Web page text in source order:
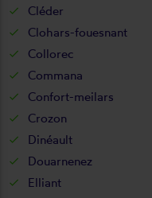
Cléder
Clohars-fouesnant
Collorec
Commana
Confort-meilars
Crozon
Dinéault
Douarnenez
Elliant